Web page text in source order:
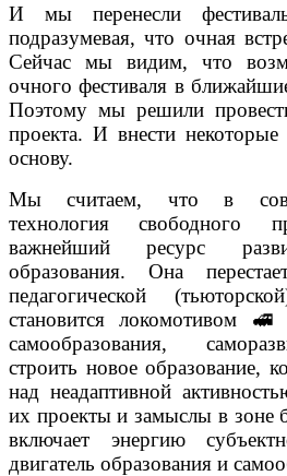
И мы перенесли
подразумевая, что очная
Сейчас мы видим, что
очного фестиваля в
Поэтому мы решили
проекта. И внести
основу.
Мы считаем, что в
технология свободного
важнейший ресурс
образования. Она
педагогической
становится локомотивом 🚅
самообразования,
строить новое образование,
над неадаптивной
их проекты и замыслы в зоне
включает энергию
двигатель образования и